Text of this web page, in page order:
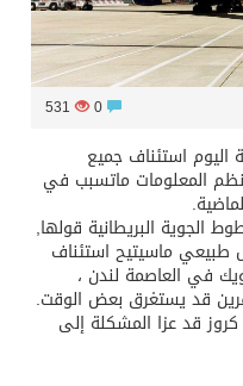
531
اليوم استئناف جميع
المعلومات ماتسبب في
الجوية البريطانية قولها,
طبيعي ماسيتيح استئناف
في العاصمة لندن ،
قد يستغرق بعض الوقت.
قد عزا المشكلة إلى